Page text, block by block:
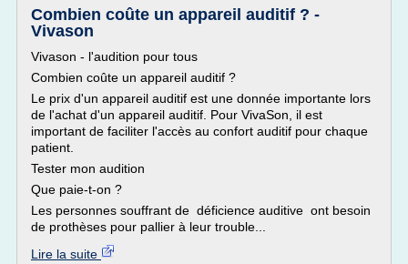
Combien coûte un appareil auditif ? -
Vivason
Vivason - l'audition pour tous
Combien coûte un appareil auditif ?
Le prix d'un appareil auditif est une donnée importante lors
de l'achat d'un appareil auditif. Pour VivaSon, il est
important de faciliter l'accès au confort auditif pour chaque
patient.
Tester mon audition
Que paie-t-on ?
Les personnes souffrant de déficience auditive ont besoin
de prothèses pour pallier à leur trouble...
Lire la suite